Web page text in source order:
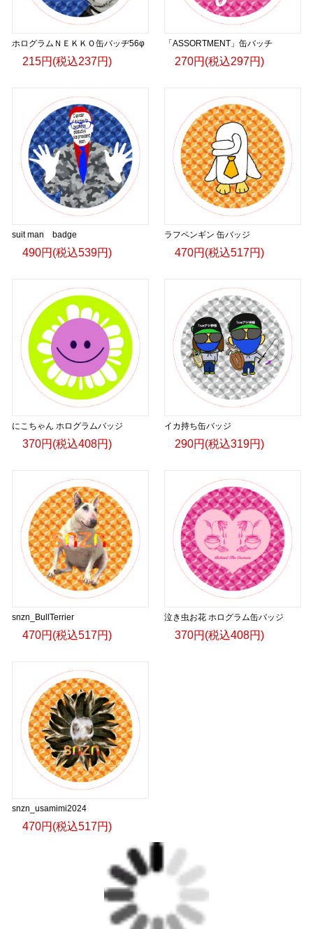
ホログラムＮＥＫＫＯ缶バッヂ56φ
215円(税込237円)
「ASSORTMENT」缶バッチ
270円(税込297円)
suit man badge
490円(税込539円)
ラフペンギン 缶バッジ
470円(税込517円)
にこちゃん ホログラムバッジ
370円(税込408円)
イカ持ち缶バッジ
290円(税込319円)
snzn_BullTerrier
470円(税込517円)
泣き虫お花 ホログラム缶バッジ
370円(税込408円)
snzn_usamimi2024
470円(税込517円)